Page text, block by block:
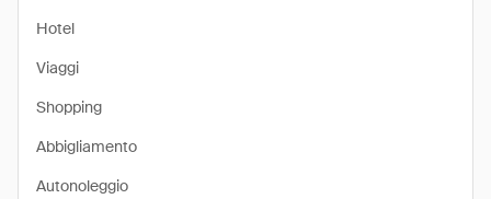
Hotel
Viaggi
Shopping
Abbigliamento
Autonoleggio